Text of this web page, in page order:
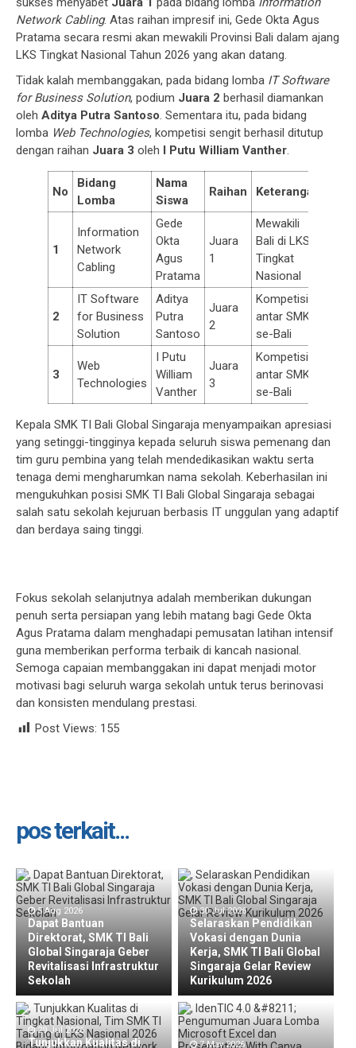
Network Cabling. Atas raihan impresif ini, Gede Okta Agus
Pratama secara resmi akan mewakili Provinsi Bali dalam ajang
LKS Tingkat Nasional Tahun 2026 yang akan datang.
Tidak kalah membanggakan, pada bidang lomba IT Software
for Business Solution, podium Juara 2 berhasil diamankan
oleh Aditya Putra Santoso. Sementara itu, pada bidang
lomba Web Technologies, kompetisi sengit berhasil ditutup
dengan raihan Juara 3 oleh I Putu William Vanther.
No
Bidang
Lomba
Nama
Siswa
Raihan Keterangan
1
Information
Network
Cabling
Gede
Okta
Agus
Pratama
Juara
1
Mewakili
Bali di LKS
Tingkat
Nasional
2
IT Software
for Business
Solution
Aditya
Putra
Santoso
Juara
2
Kompetisi
antar SMK
se-Bali
3
Web
Technologies
I Putu
William
Vanther
Juara
3
Kompetisi
antar SMK
se-Bali
Kepala SMK TI Bali Global Singaraja menyampaikan apresiasi
yang setinggi-tingginya kepada seluruh siswa pemenang dan
tim guru pembina yang telah mendedikasikan waktu serta
tenaga demi mengharumkan nama sekolah. Keberhasilan ini
mengukuhkan posisi SMK TI Bali Global Singaraja sebagai
salah satu sekolah kejuruan berbasis IT unggulan yang adaptif
dan berdaya saing tinggi.
Fokus sekolah selanjutnya adalah memberikan dukungan
penuh serta persiapan yang lebih matang bagi Gede Okta
Agus Pratama dalam menghadapi pemusatan latihan intensif
guna memberikan performa terbaik di kancah nasional.
Semoga capaian membanggakan ini dapat menjadi motor
motivasi bagi seluruh warga sekolah untuk terus berinovasi
dan konsisten mendulang prestasi.
Post Views: 155
pos terkait...
5 Aug 2026
Dapat Bantuan
Direktorat, SMK TI Bali
Global Singaraja Geber
Revitalisasi Infrastruktur
Sekolah
30 Jul 2026
Selaraskan Pendidikan
Vokasi dengan Dunia
Kerja, SMK TI Bali Global
Singaraja Gelar Review
Kurikulum 2026
29 Jul 2026
Tunjukkan Kualitas di 7 May 2026